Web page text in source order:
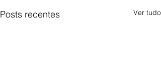
Posts recentes Ver tudo